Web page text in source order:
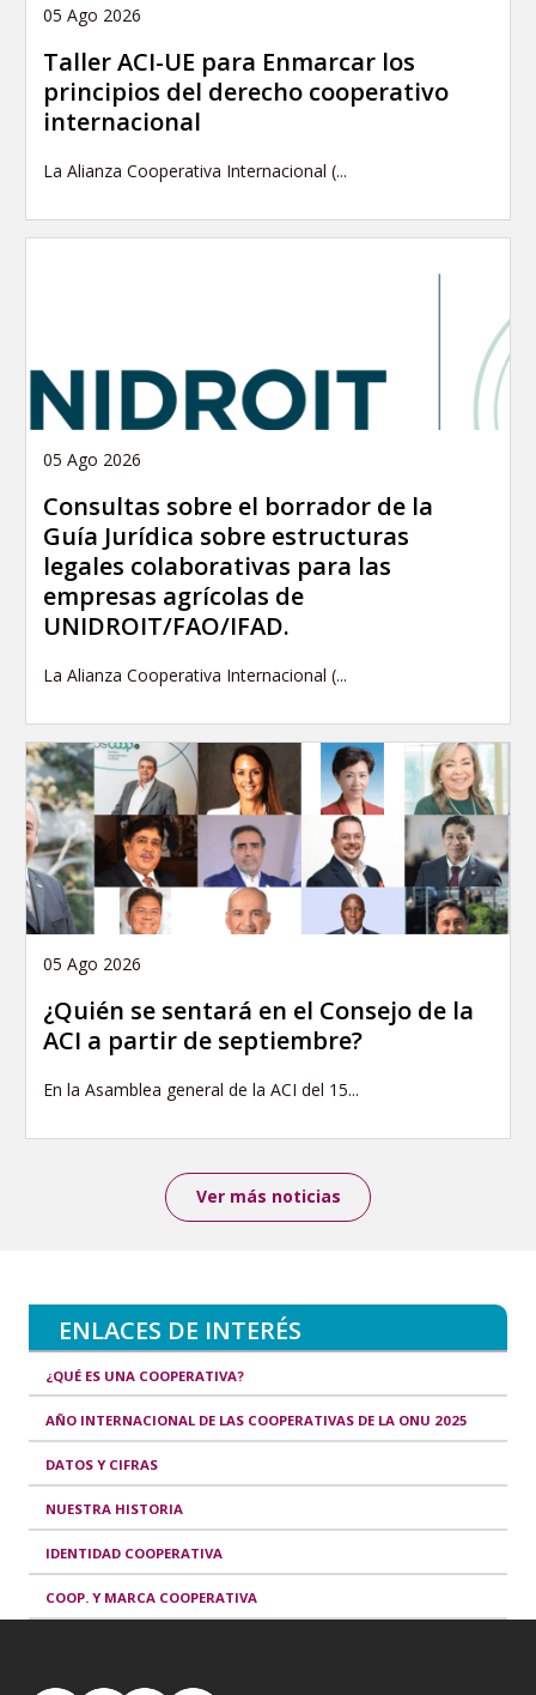
05 Ago 2026
Taller ACI-UE para Enmarcar los
principios del derecho cooperativo
internacional
La Alianza Cooperativa Internacional (...
05 Ago 2026
Consultas sobre el borrador de la
Guía Jurídica sobre estructuras
legales colaborativas para las
empresas agrícolas de
UNIDROIT/FAO/IFAD.
La Alianza Cooperativa Internacional (...
05 Ago 2026
¿Quién se sentará en el Consejo de la
ACI a partir de septiembre?
En la Asamblea general de la ACI del 15...
Ver más noticias
ENLACES DE INTERÉS
¿QUÉ ES UNA COOPERATIVA?
AÑO INTERNACIONAL DE LAS COOPERATIVAS DE LA ONU 2025
DATOS Y CIFRAS
NUESTRA HISTORIA
IDENTIDAD COOPERATIVA
COOP. Y MARCA COOPERATIVA